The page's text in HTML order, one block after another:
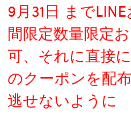
9月31日 まで
間限定数量限定
可、それに直接
のクーポンを配
逃せないように